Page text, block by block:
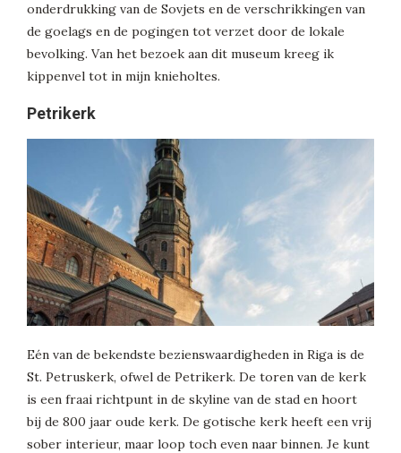
onderdrukking van de Sovjets en de verschrikkingen van
de goelags en de pogingen tot verzet door de lokale
bevolking. Van het bezoek aan dit museum kreeg ik
kippenvel tot in mijn knieholtes.
Petrikerk
Eén van de bekendste bezienswaardigheden in Riga is de
St. Petruskerk, ofwel de Petrikerk. De toren van de kerk
is een fraai richtpunt in de skyline van de stad en hoort
bij de 800 jaar oude kerk. De gotische kerk heeft een vrij
sober interieur, maar loop toch even naar binnen. Je kunt